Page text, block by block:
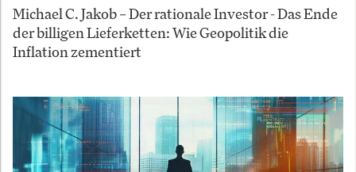
Michael C. Jakob – Der rationale Investor - Das Ende
der billigen Lieferketten: Wie Geopolitik die
Inflation zementiert